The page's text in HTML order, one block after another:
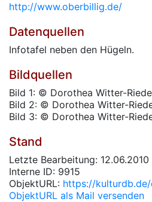
http://www.oberbillig.de/
Datenquellen
Infotafel neben den Hügeln.
Bildquellen
Bild 1: © Dorothea Witter-
Bild 2: © Dorothea Witter-
Bild 3: © Dorothea Witter-
Stand
Letzte Bearbeitung: 12.06.2010
Interne ID: 9915
ObjektURL: https://
ObjektURL als Mail versenden